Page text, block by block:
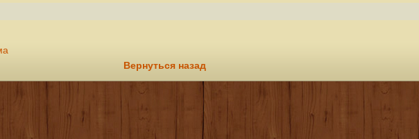
Вернуться назад